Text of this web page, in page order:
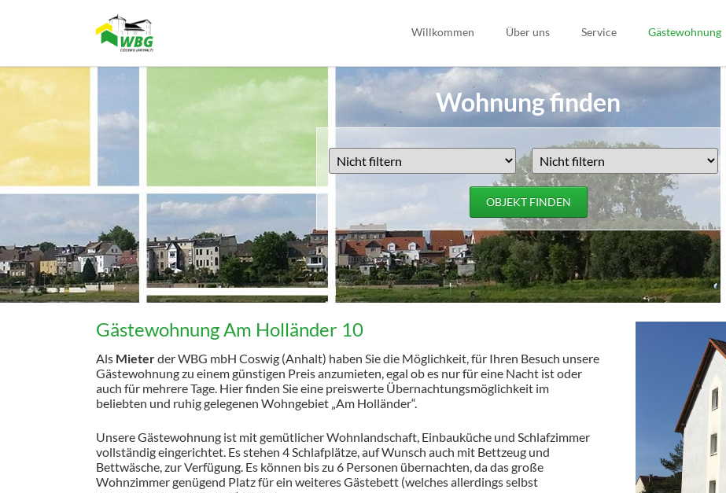
Willkommen Über uns Service
Öffnungszeiten
Gästewohnung
Wohnung finden
OBJEKT FINDEN
Gästewohnung Am Holländer 10
Als Mieterder WBG mbH Coswig (Anhalt) haben Sie die Möglichkeit, für Ihren Besuch unsere
Gästewohnung zu einem günstigen Preis anzumieten, egal ob es nur für eine Nacht ist oder
auch für mehrere Tage. Hier finden Sie eine preiswerte Übernachtungsmöglichkeit im
beliebten und ruhig gelegenen Wohngebiet „Am Holländer“.
Unsere Gästewohnung ist mit gemütlicher Wohnlandschaft, Einbauküche und Schlafzimmer
vollständig eingerichtet. Es stehen 4 Schlafplätze, auf Wunsch auch mit Bettzeug und
Bettwäsche, zur Verfügung. Es können bis zu 6 Personen übernachten, da das große
Wohnzimmer genügend Platz für ein weiteres Gästebett (welches allerdings selbst